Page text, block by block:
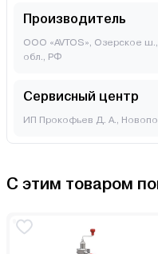
Производитель
ООО «AVTOS», Озерское
обл., РФ
Сервисный центр
ИП Прокофьев Д. А.,
С этим товаром